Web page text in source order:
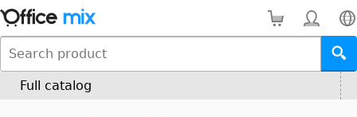
Full catalog